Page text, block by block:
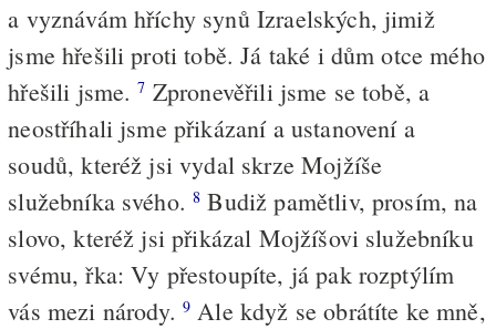
a vyznávám hříchy synů Izraelských, jimiž
jsme hřešili proti tobě. Já také i dům otce mého
hřešili jsme.7 Zpronevěřili jsme se tobě, a
neostříhali jsme přikázaní a ustanovení a
soudů, kteréž jsi vydal skrze Mojžíše
služebníka svého.8 Budiž pamětliv, prosím, na
slovo, kteréž jsi přikázal Mojžíšovi služebníku
svému, řka: Vy přestoupíte, já pak rozptýlím
vás mezi národy. 9 Ale když se obrátíte ke mně,